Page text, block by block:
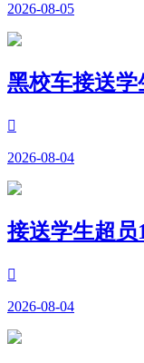
2026-08-05
黑校车接送学

2026-08-04
接送学生超员

2026-08-04